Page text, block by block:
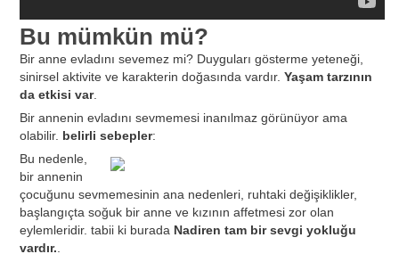
Bu mümkün mü?
Bir anne evladını sevemez mi? Duyguları gösterme yeteneği,
sinirsel aktivite ve karakterin doğasında vardır. Yaşam tarzının
da etkisi var.
Bir annenin evladını sevmemesi inanılmaz görünüyor ama
olabilir. belirli sebepler:
Bu nedenle,
bir annenin
çocuğunu sevmemesinin ana nedenleri, ruhtaki değişiklikler,
başlangıçta soğuk bir anne ve kızının affetmesi zor olan
eylemleridir. tabii ki burada Nadiren tam bir sevgi yokluğu
vardır.